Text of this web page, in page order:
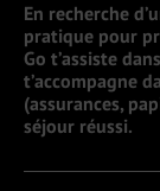
En recherche
pratique pour
Go t’assiste
t’accompagne
(assurances,
séjour réussi.